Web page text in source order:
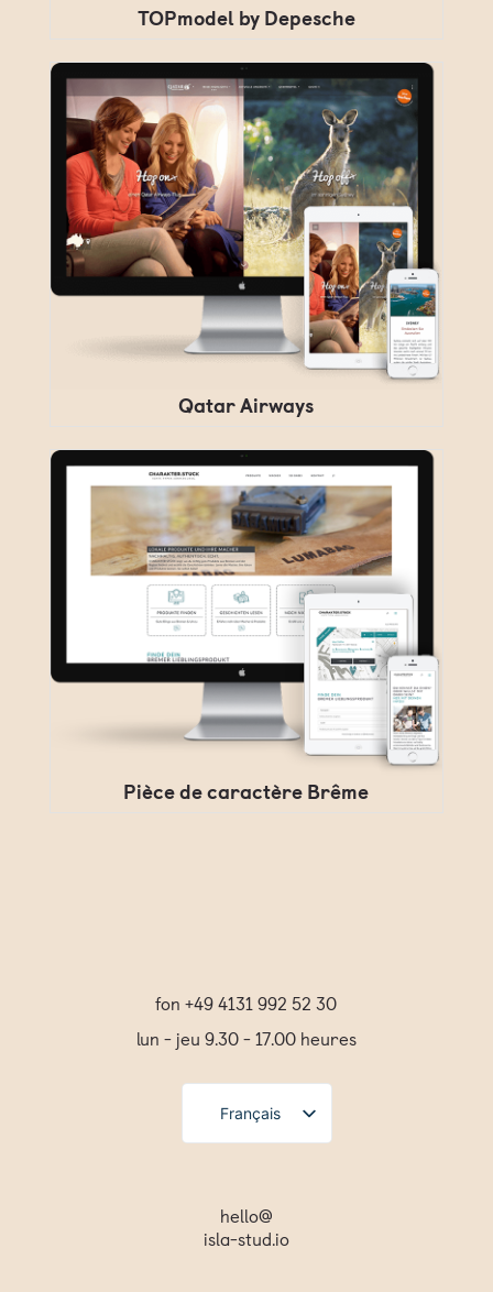
TOPmodel by Depesche
Qatar Airways
Pièce de caractère Brême
fon +49 4131 992 52 30
lun - jeu 9.30 - 17.00 heures
Français
English
hello@
isla-stud.io